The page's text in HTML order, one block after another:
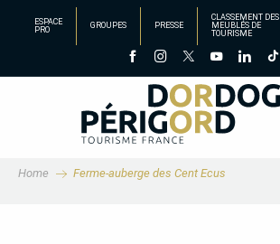
principal
ESPACE
PRO
GROUPES PRESSE
CLASSEMENT DES
MEUBLÉS DE
TOURISME
Home Ferme-auberge des Cent Ecus